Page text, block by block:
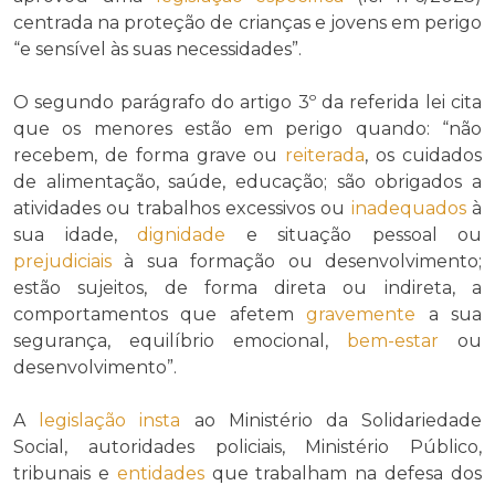
centrada na proteção de crianças e jovens em perigo
“e sensível às suas necessidades”.
O segundo parágrafo do artigo 3º da referida lei cita
que os menores estão em perigo quando: “não
recebem, de forma grave ou reiterada, os cuidados
de alimentação, saúde, educação; são obrigados a
atividades ou trabalhos excessivos ou inadequadosà
sua idade, dignidade e situação pessoal ou
prejudiciais à sua formação ou desenvolvimento;
estão sujeitos, de forma direta ou indireta, a
comportamentos que afetemgravemente a sua
segurança, equilíbrio emocional, bem-estar ou
desenvolvimento”.
A legislação insta ao Ministério da Solidariedade
Social, autoridades policiais, Ministério Público,
tribunais e entidadesque trabalham na defesa dos